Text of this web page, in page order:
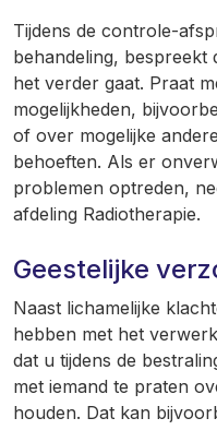
Tijdens de controle-
behandeling, bespreekt
het verder gaat. Praat
mogelijkheden,
of over mogelijke
behoeften. Als er
problemen optreden,
afdeling Radiotherapie.
Geestelijke
Naast lichamelijke
hebben met het
dat u tijdens de
met iemand te praten
houden. Dat kan